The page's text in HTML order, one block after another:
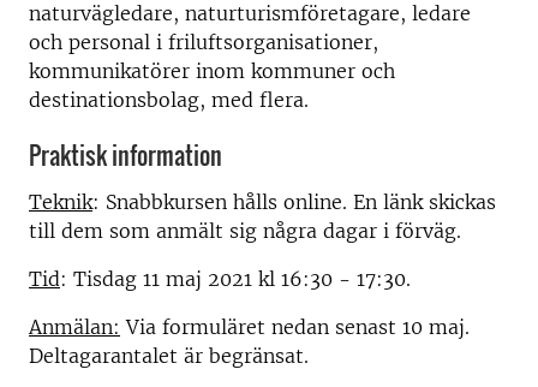
naturvägledare, naturturismföretagare, ledare
och personal i friluftsorganisationer,
kommunikatörer inom kommuner och
destinationsbolag, med flera.
Praktisk information
Teknik: Snabbkursen hålls online. En länk skickas
till dem som anmält sig några dagar i förväg.
Tid: Tisdag 11 maj 2021 kl 16:30 - 17:30.
Anmälan: Via formuläret nedan senast 10 maj.
Deltagarantalet är begränsat.